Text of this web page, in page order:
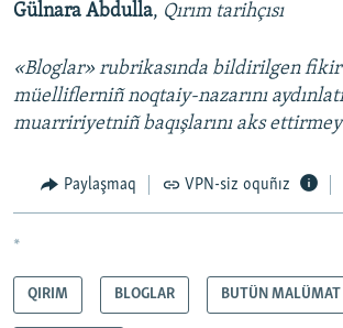
Gülnara Abdulla, Qırım tarihçısı
«Bloglar» rubrikasında bildirilgen
müelliflerniñ noqtaiy-nazarını
muarririyetniñ baqışlarını aks ettirmey
Paylaşmaq VPN-siz oquñız
*
QIRIM BLOGLAR BUTÜN MALÜMAT